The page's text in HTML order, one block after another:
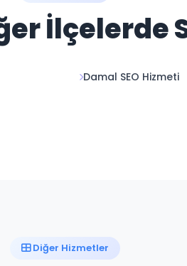
İlçelerde
Damal SEO Hizmeti
Diğer Hizmetler